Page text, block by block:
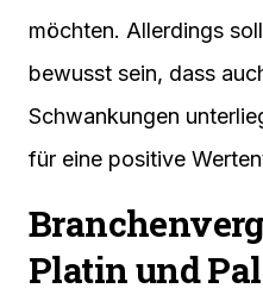
möchten. Allerdings
bewusst sein, dass
Schwankungen
für eine positive
Platin und